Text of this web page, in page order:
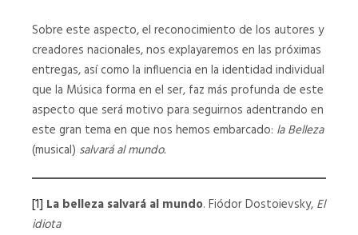
Sobre este aspecto, el reconocimiento de los autores y
creadores nacionales, nos explayaremos en las próximas
entregas, así como la influencia en la identidad individual
que la Música forma en el ser, faz más profunda de este
aspecto que será motivo para seguirnos adentrando en
este gran tema en que nos hemos embarcado: la Belleza
(musical) salvará al mundo.
[1] La belleza salvará al mundo. Fiódor Dostoievsky, El
idiota